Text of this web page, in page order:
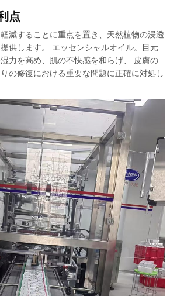
点
減することに重点を置き、天然植物の浸透
供します。 エッセンシャルオイル。目元
力を高め、肌の不快感を和らげ、 皮膚の
の修復における重要な問題に正確に対処し